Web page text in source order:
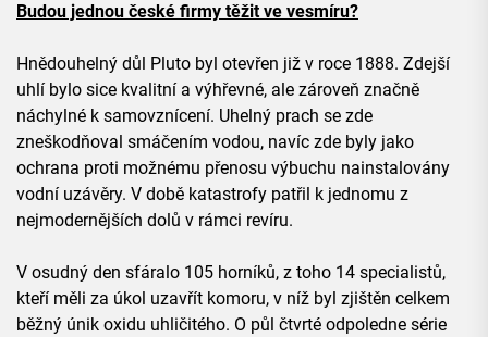
Budou jednou české firmy těžit ve vesmíru?
Hnědouhelný důl Pluto byl otevřen již v roce 1888. Zdejší
uhlí bylo sice kvalitní a výhřevné, ale zároveň značně
náchylné k samovznícení. Uhelný prach se zde
zneškodňoval smáčením vodou, navíc zde byly jako
ochrana proti možnému přenosu výbuchu nainstalovány
vodní uzávěry. V době katastrofy patřil k jednomu z
nejmodernějších dolů v rámci revíru.
V osudný den sfáralo 105 horníků, z toho 14 specialistů,
kteří měli za úkol uzavřít komoru, v níž byl zjištěn celkem
běžný únik oxidu uhličitého. O půl čtvrté odpoledne série